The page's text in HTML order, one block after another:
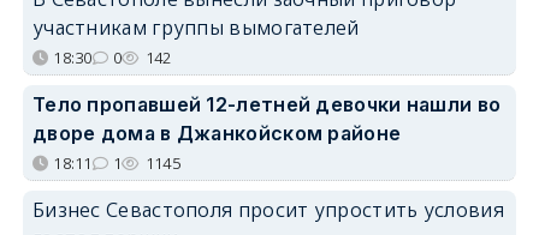
участникам группы вымогателей
18:30 0 142
Тело пропавшей 12-летней девочки нашли во
дворе дома в Джанкойском районе
18:11 1 1145
Бизнес Севастополя просит упростить условия